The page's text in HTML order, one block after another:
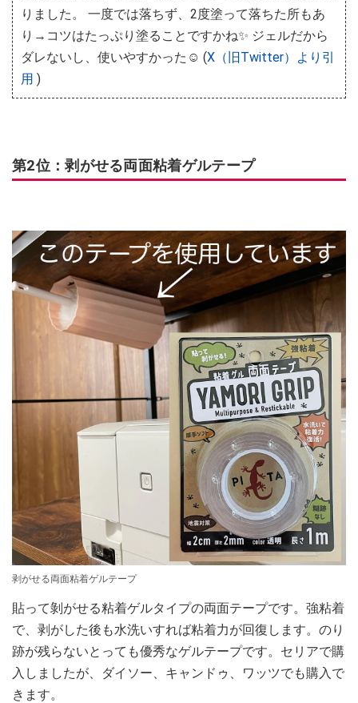
りました。 一度では落ちず、2度塗って落ちた所もあ
り→コツはたっぷり塗ることですかね✨ ジェルだから
ダレないし、使いやすかった☺️ (X（旧Twitter）より引
用 )
第2位：剥がせる両面粘着ゲルテープ
剥がせる両面粘着ゲルテープ
貼って剝がせる粘着ゲルタイプの両面テープです。強粘着
で、剥がした後も水洗いすれば粘着力が回復します。のり
跡が残らないとっても優秀なゲルテープです。セリアで購
入しましたが、ダイソー、キャンドゥ、ワッツでも購入で
きます。